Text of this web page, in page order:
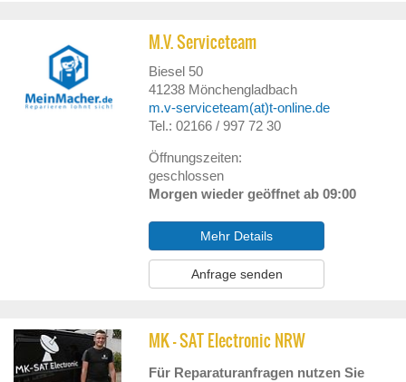
M.V. Serviceteam
Biesel 50
41238 Mönchengladbach
m.v-serviceteam(at)t-online.de
Tel.: 02166 / 997 72 30
Öffnungszeiten:
geschlossen
Morgen wieder geöffnet ab 09:00
Mehr Details
Anfrage senden
MK - SAT Electronic NRW
Für Reparaturanfragen nutzen Sie